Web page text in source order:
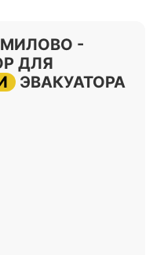
-
ДЛЯ
ЭВАКУАТОРА